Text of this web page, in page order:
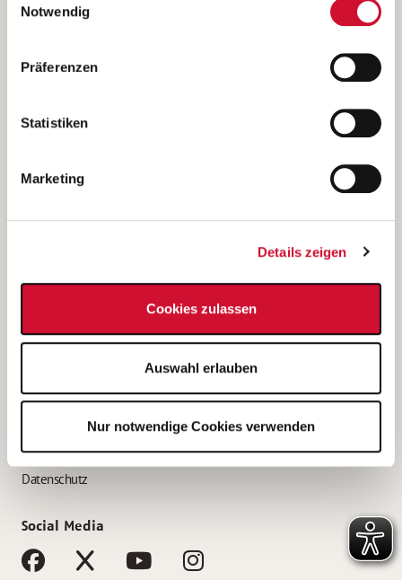
Wenn Sie auf „Cookies zulassen“ klicken, so stimmen
Sie der Speicherung sämtlicher Cookies zu. Sie können
Ihre Einwilligung selbstverständlich jederzeit widerrufen,
indem Sie die Cookie-Einstellungen aufrufen und diese
unsererDatenschutzerklärung
Notwendig
Präferenzen
Statistiken
Marketing
Details zeigen
Cookies zulassen
Auswahl erlauben
Nur notwendige Cookies verwenden
Betreiber der Webseite
Kantstraße 45a
(Ein Tochterunternehmen des AWO Bezirksverbandes Unterfranken
e.V.)
Bewerbung als Altenpflegehelfer*in
Bewerbung als Erzieher*in
AWO Gliederungen nach Bundesland
Impressum
Datenschutz
Social Media